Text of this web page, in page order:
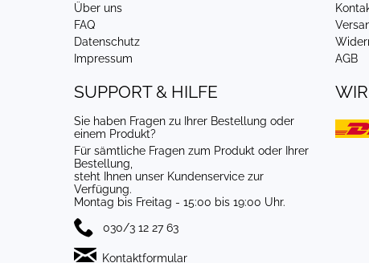
Über uns
FAQ
Datenschutz
Impressum
AGB
SUPPORT & HILFE
Sie haben Fragen zu Ihrer Bestellung oder
einem Produkt?
Für sämtliche Fragen zum Produkt oder Ihrer
Bestellung,
steht Ihnen unser Kundenservice zur
Verfügung.
Montag bis Freitag - 15:00 bis 19:00 Uhr.
030/3 12 27 63
Kontaktformular